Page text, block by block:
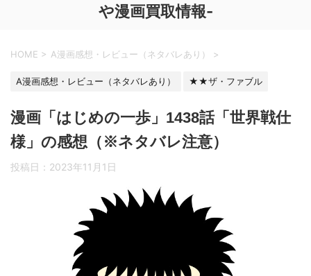
や漫画買取情報-
HOME > A漫画感想・レビュー（ネタバレあり） >
A漫画感想・レビュー（ネタバレあり） ★★ザ・ファブル
漫画「はじめの一歩」1438話「世界戦仕
様」の感想（※ネタバレ注意）
投稿日： 2023年11月1日